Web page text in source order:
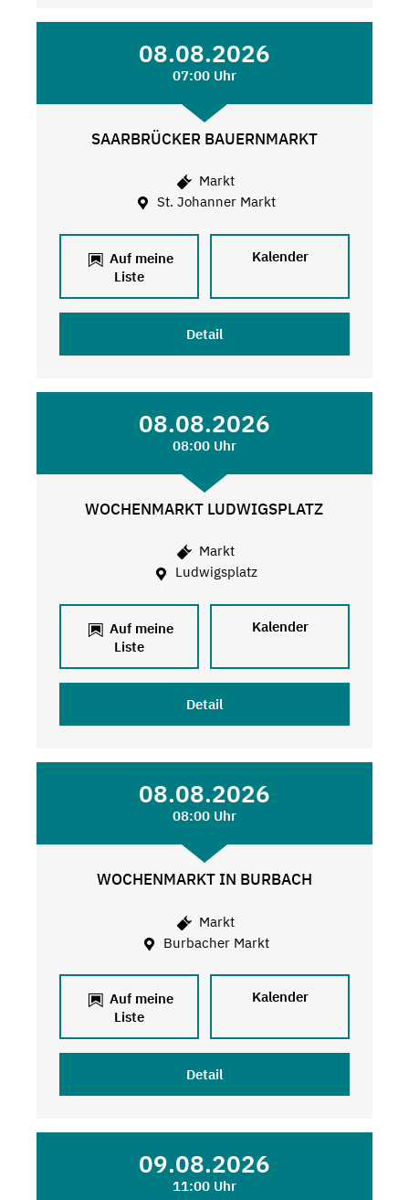
08.08.2026
07:00 Uhr
SAARBRÜCKER BAUERNMARKT
Markt
St. Johanner Markt
Auf meine
Liste
Kalender
Detail
08.08.2026
08:00 Uhr
WOCHENMARKT LUDWIGSPLATZ
Markt
Ludwigsplatz
Auf meine
Liste
Kalender
Detail
08.08.2026
08:00 Uhr
WOCHENMARKT IN BURBACH
Markt
Burbacher Markt
Auf meine
Liste
Kalender
Detail
09.08.2026
11:00 Uhr